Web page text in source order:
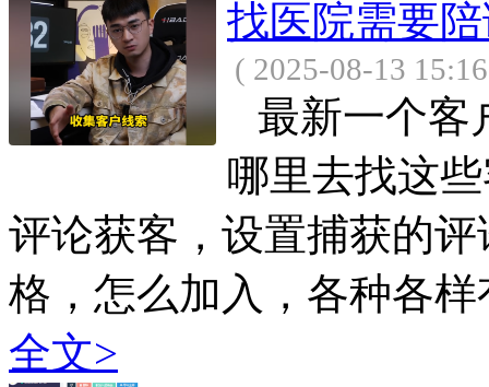
找医院需要
( 2025-08-13
最新一个客
哪里去找这
评论获客，设置捕获的
格，怎么加入，各种各
全文>